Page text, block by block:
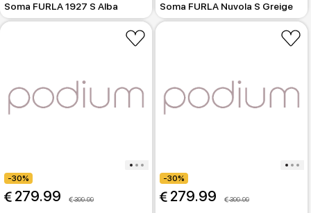
Soma FURLA 1927 S Alba Soma FURLA Nuvola S Greige
-30%
279.99 399.99
-30%
279.99 399.99